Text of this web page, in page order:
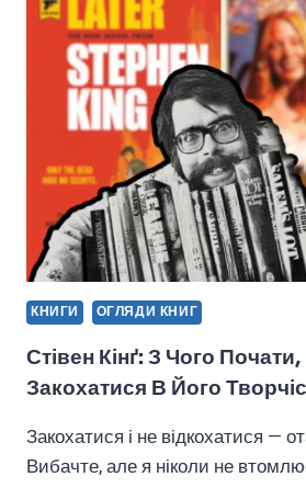
КНИГИ ОГЛЯДИ КНИГ
Стівен Кінґ: З Чого
Закохатися В Його
Закохатися і не відкохатися —
Вибачте, але я ніколи не